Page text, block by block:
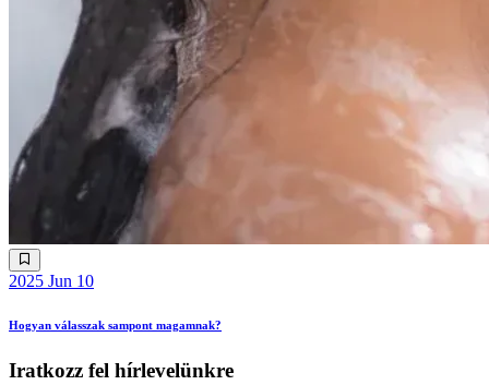
2025 Jun 10
Hogyan válasszak sampont magamnak?
Iratkozz fel hírlevelünkre